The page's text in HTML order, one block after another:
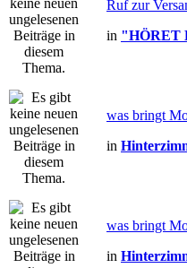
Ruf zur
in "HÖRET
was bringt
in
was bringt
in